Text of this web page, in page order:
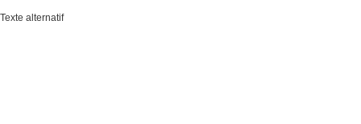
Texte alternatif